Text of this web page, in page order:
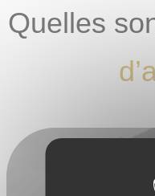
Quelles